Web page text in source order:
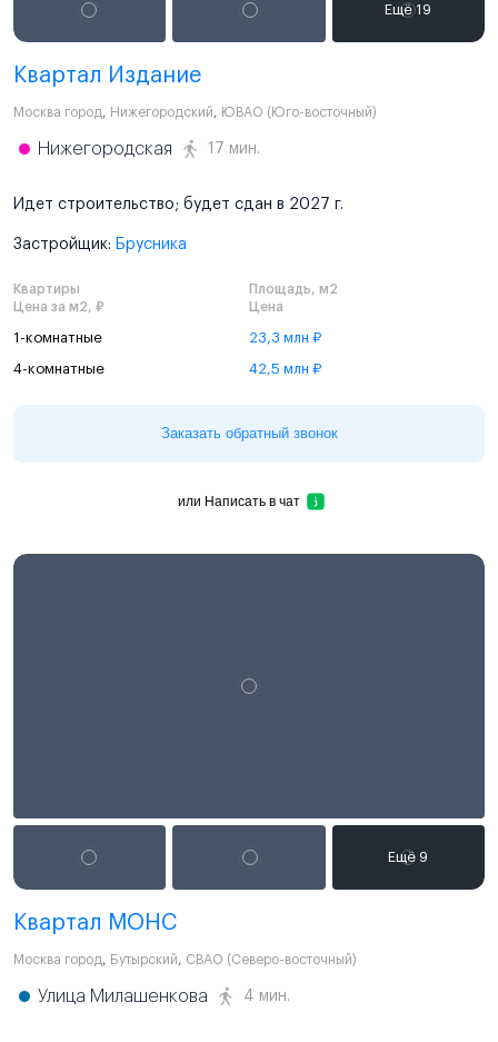
Квартал Издание
Москва город, Нижегородский, ЮВАО (Юго-восточный)
Нижегородская 17 мин.
Идет строительство; будет сдан в 2027 г.
Застройщик: Брусника
Квартиры
Площадь, м2
Цена за м2, ₽
Цена
1-комнатные 23,3 млн ₽
4-комнатные 42,5 млн ₽
Заказать обратный звонок
или Написать в чат
Квартал МОНС
Москва город, Бутырский, СВАО (Северо-восточный)
Улица Милашенкова 4 мин.